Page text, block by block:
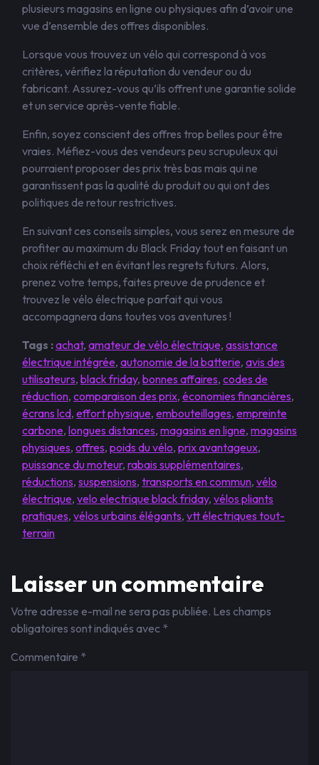
plusieurs magasins en ligne ou physiques afin d’avoir une
vue d’ensemble des offres disponibles.
Lorsque vous trouvez un vélo qui correspond à vos
critères, vérifiez la réputation du vendeur ou du
fabricant. Assurez-vous qu’ils offrent une garantie solide
et un service après-vente fiable.
Enfin, soyez conscient des offres trop belles pour être
vraies. Méfiez-vous des vendeurs peu scrupuleux qui
pourraient proposer des prix très bas mais qui ne
garantissent pas la qualité du produit ou qui ont des
politiques de retour restrictives.
En suivant ces conseils simples, vous serez en mesure de
profiter au maximum du Black Friday tout en faisant un
choix réfléchi et en évitant les regrets futurs. Alors,
prenez votre temps, faites preuve de prudence et
trouvez le vélo électrique parfait qui vous
accompagnera dans toutes vos aventures !
Tags :achat, amateur de vélo électrique, assistance
électrique intégrée, autonomie de la batterie, avis des
utilisateurs, black friday, bonnes affaires, codes de
réduction, comparaison des prix, économies financières,
écrans lcd, effort physique, embouteillages, empreinte
carbone, longues distances, magasins en ligne, magasins
physiques, offres, poids du vélo, prix avantageux,
puissance du moteur, rabais supplémentaires,
réductions, suspensions, transports en commun, vélo
électrique, velo electrique black friday, vélos pliants
pratiques, vélos urbains élégants, vtt électriques tout-
terrain
Laisser un commentaire
Votre adresse e-mail ne sera pas publiée. Les champs
obligatoires sont indiqués avec *
Commentaire *